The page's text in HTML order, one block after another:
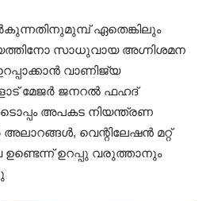
ഏതെങ്കിലും
സാധുവായ അഗ്നിശമന
വാണിജ്യ
മേജർ ജനറൽ ഫഹദ്
അപകട നിയന്ത്രണ
വെന്റിലേഷൻ മറ്റ്
ഉറപ്പു വരുത്താനും